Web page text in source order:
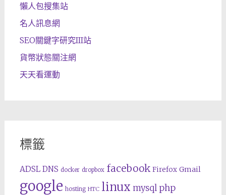
懶人包搜集站
名人訊息網
SEO關鍵字研究III站
貨幣狀態關注網
天天看運動
標籤
ADSL DNS docker dropbox facebook Firefox Gmail
google hosting HTC linux mysql php